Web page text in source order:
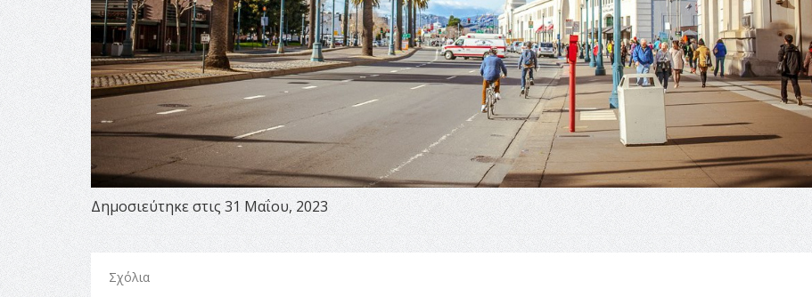
Δημοσιεύτηκε στις 31 Μαΐου, 2023
Σχόλια